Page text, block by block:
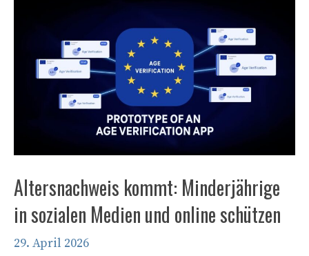
Altersnachweis kommt: Minderjährige
in sozialen Medien und online schützen
29. April 2026